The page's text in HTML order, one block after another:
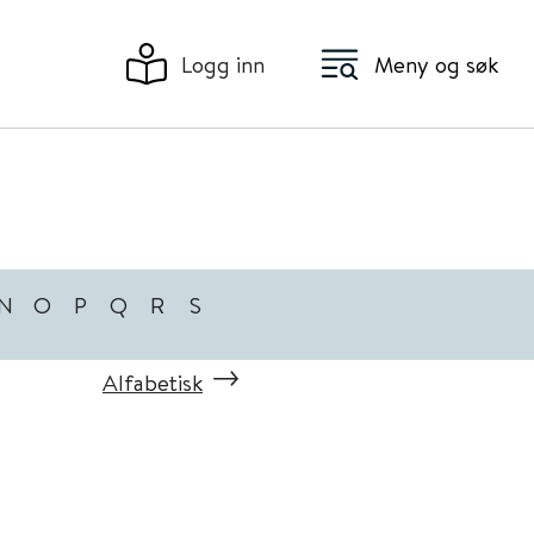
Logg inn Meny og søk
O P Q R S
Alfabetisk